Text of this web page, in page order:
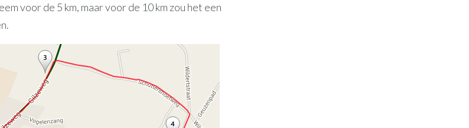
voor de 5 km, maar voor de 10 km zou het een